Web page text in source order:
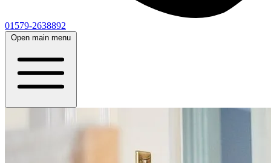
01579-2638892
Open main menu